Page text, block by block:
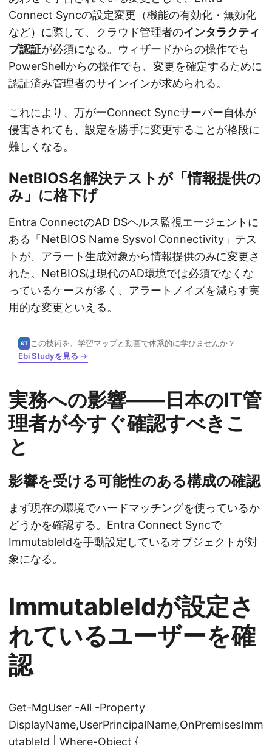
Connect Syncの設定変更（機能の有効化・無効化
など）に際して、クラウド管理者のインタラクティ
ブ認証が必須になる。ウィザードからの操作でも
PowerShellからの操作でも、変更を確定するために
認証済み管理者のサインインが求められる。
これにより、万が一Connect Syncサーバー自体が
侵害されても、設定を勝手に変更することが格段に
難しくなる。
NetBIOS名解決テストが「情報提供の
み」に格下げ
Entra ConnectのAD DSヘルス監視エージェントに
ある「NetBIOS Name Sysvol Connectivity」テス
トが、アラート生成対象から情報提供のみに変更さ
れた。NetBIOSは現代のAD環境では必須でなくな
っているケースが多く、アラートノイズを減らす実
用的な変更といえる。
ST この技術を、学習マップと動画で体系的に学びませんか？
Ebi Studyを見る →
実務への影響——日本のIT管
理者が今すぐ確認すべきこ
と
影響を受ける可能性のある構成の確認
まず現在の環境でハードマッチングを使っているか
どうかを確認する。Entra Connect Syncで
ImmutableIdを手動設定しているオブジェクトが対
象になる。
ImmutableIdが設定さ
れているユーザーを確
認
Get-MgUser -All -Property
DisplayName,UserPrincipalName,OnPremisesImm
utableId | Where-Object {